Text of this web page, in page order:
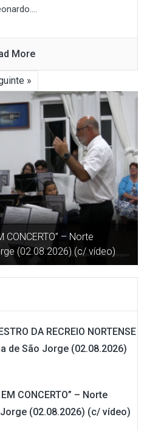
More
»
Terreiro da Macela –
(27.07.2026) (c/ vídeo)
DA RECREIO NORTENSE
de São Jorge (02.08.2026)
EM CONCERTO” – Norte
(02.08.2026) (c/ vídeo)